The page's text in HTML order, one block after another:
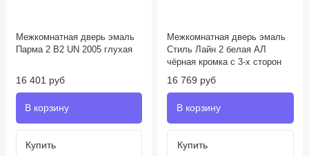
Межкомнатная дверь эмаль
Парма 2 В2 UN 2005 глухая
16 401 руб
Межкомнатная дверь эмаль
Стиль Лайн 2 белая АЛ
чёрная кромка с 3-х сторон
16 769 руб